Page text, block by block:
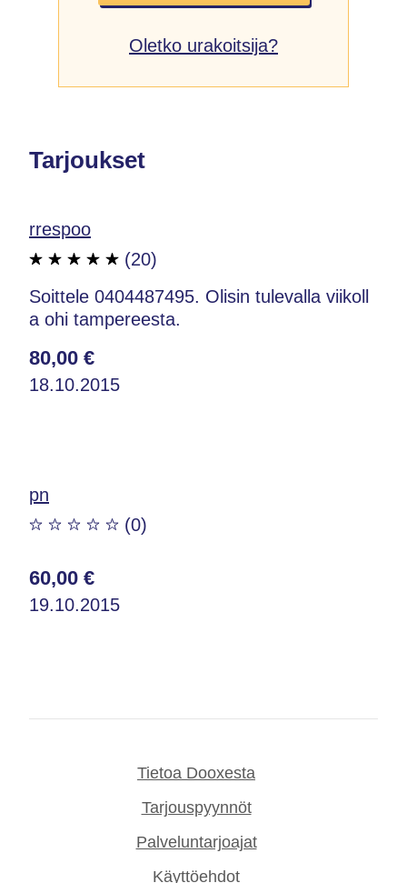
Oletko urakoitsija?
Tarjoukset
rrespoo
(20)
Soittele 0404487495. Olisin tulevalla viikoll
a ohi tampereesta.
80,00 €
18.10.2015
pn
(0)
60,00 €
19.10.2015
Tietoa Dooxesta
Tarjouspyynnöt
Palveluntarjoajat
Käyttöehdot